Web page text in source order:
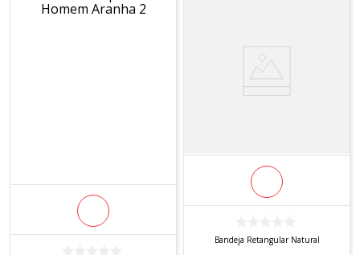
Bandeja Retangular Natural